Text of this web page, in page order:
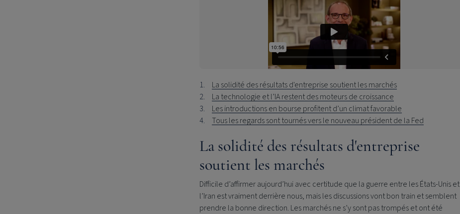
La solidité des résultats d'entreprise soutient les marchés
La technologie et l’IA restent des moteurs de croissance
Les introductions en bourse profitent d’un climat favorable
Tous les regards sont tournés vers le nouveau président de la Fed
La solidité des résultats d'entreprise
soutient les marchés
Difficile d’affirmer aujourd’hui avec certitude que la guerre entre les États-Unis et
l’Iran est vraiment derrière nous, mais les discussions vont bon train et semblent
prendre la bonne direction. Les marchés ne s’y sont pas trompés et ont été